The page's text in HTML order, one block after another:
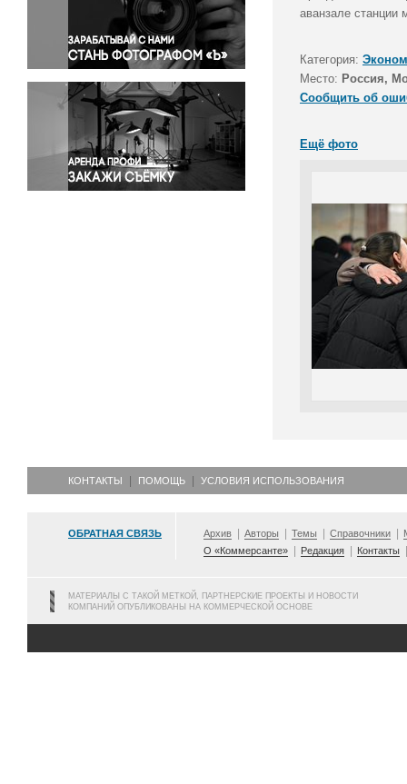
Правосудие
Происшествия и конфликты
Религия
Светская жизнь
Спорт
Экология
Экономика и бизнес
аванзале станции
Категория:
Место: Россия,
Сообщить об
Ещё фото
КОНТАКТЫ ПОМОЩЬ УСЛОВИЯ ИСПОЛЬЗОВАНИЯ
ОБРАТНАЯ СВЯЗЬ Архив Авторы Темы Справочники
О «Коммерсанте»
Редакция Контакты
МАТЕРИАЛЫ С ТАКОЙ МЕТКОЙ, ПАРТНЕРСКИЕ ПРОЕКТЫ И НОВОСТИ
КОМПАНИЙ ОПУБЛИКОВАНЫ НА КОММЕРЧЕСКОЙ ОСНОВЕ